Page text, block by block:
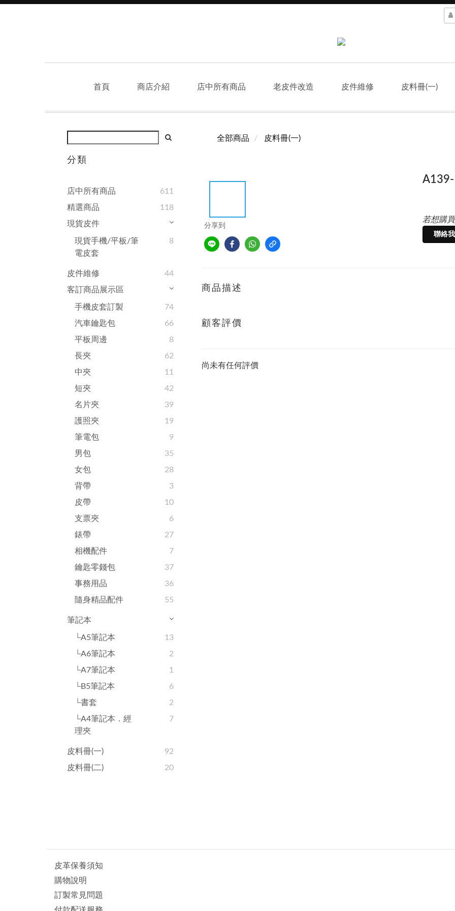
首頁 商店介紹 店中所有商品 老皮件改造 皮件維修 皮料冊(一)
分類
店中所有商品
611
精選商品
118
現貨皮件
現貨手機/平板/筆
電皮套
8
皮件維修
44
客訂商品展示區
手機皮套訂製
74
汽車鑰匙包
66
平板周邊
8
長夾
62
中夾
11
短夾
42
名片夾
39
護照夾
19
筆電包
9
男包
35
女包
28
背帶
3
皮帶
10
支票夾
6
錶帶
27
相機配件
7
鑰匙零錢包
37
事務用品
36
隨身精品配件
55
筆記本
└A5筆記本
13
└A6筆記本
2
└A7筆記本
1
└B5筆記本
6
└書套
2
└A4筆記本．經
理夾
7
皮料冊(一)
92
皮料冊(二)
20
全部商品 皮料冊(一)
分享到
A139-
若想購
聯絡
商品描述
顧客評價
尚未有任何評價
皮革保養須知
購物說明
訂製常見問題